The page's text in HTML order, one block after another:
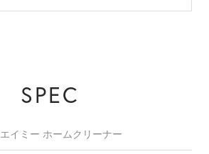
SPEC
エイミー ホームクリーナー